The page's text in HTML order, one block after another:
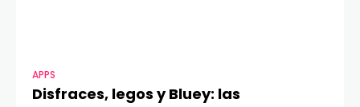
APPS
Disfraces, legos y Bluey: las